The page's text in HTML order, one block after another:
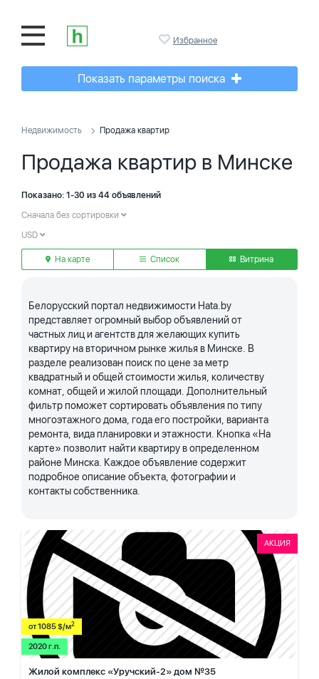
Избранное
Показать параметры поиска
Недвижимость Продажа квартир
Продажа квартир в Минске
Показано: 1-30 из 44 объявлений
Сначала без сортировки
USD
На карте Список Витрина
Белорусский портал недвижимости Hata.by
представляет огромный выбор объявлений от
частных лиц и агентств для желающих купить
квартиру на вторичном рынке жилья в Минске. В
разделе реализован поиск по цене за метр
квадратный и общей стоимости жилья, количеству
комнат, общей и жилой площади. Дополнительный
фильтр поможет сортировать объявления по типу
многоэтажного дома, года его постройки, варианта
ремонта, вида планировки и этажности. Кнопка «На
карте» позволит найти квартиру в определенном
районе Минска. Каждое объявление содержит
подробное описание объекта, фотографии и
контакты собственника.
АКЦИЯ
от 1085 $/м2
2020 г.п.
Жилой комплекс «Уручский-2» дом №35